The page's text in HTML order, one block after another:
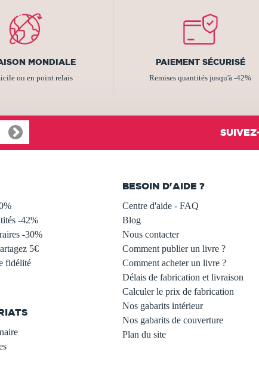
MONDIALE
ou en point relais
PAIEMENT SÉCURISÉ
Remises quantités jusqu'à -42%
-42%
-30%
5€
fidélité
BESOIN D'AIDE ?
Centre d'aide - FAQ
Blog
Nous contacter
Comment publier un livre ?
Comment acheter un livre ?
Délais de fabrication et livraison
Calculer le prix de fabrication
Nos gabarits intérieur
Nos gabarits de couverture
Plan du site